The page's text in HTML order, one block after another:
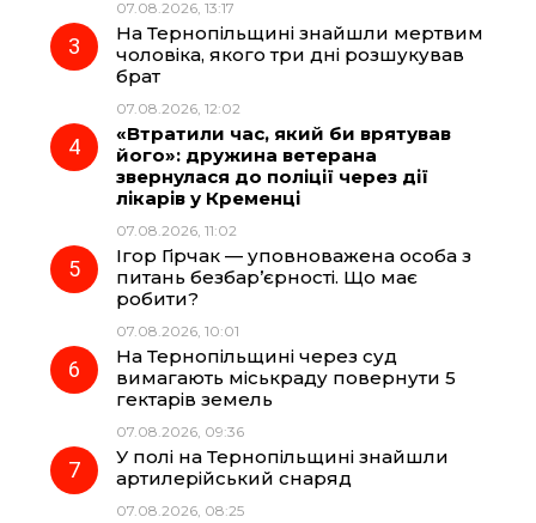
k
a
07.08.2026, 13:17
На Тернопільщині знайшли мертвим
чоловіка, якого три дні розшукував
брат
07.08.2026, 12:02
«Втратили час, який би врятував
його»: дружина ветерана
звернулася до поліції через дії
лікарів у Кременці
07.08.2026, 11:02
Ігор Гірчак — уповноважена особа з
питань безбар’єрності. Що має
робити?
07.08.2026, 10:01
На Тернопільщині через суд
вимагають міськраду повернути 5
гектарів земель
07.08.2026, 09:36
У полі на Тернопільщині знайшли
артилерійський снаряд
07.08.2026, 08:25